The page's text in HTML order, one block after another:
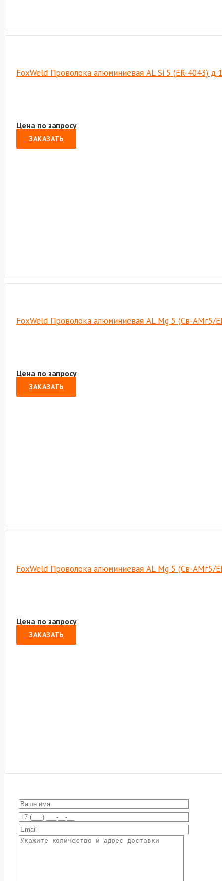
FoxWeld Проволока алюминиевая AL Si 5 (ER-4043)
Цена по запросу
ЗАКАЗАТЬ
FoxWeld Проволока алюминиевая AL Mg 5 (Св-АМг5/
Цена по запросу
ЗАКАЗАТЬ
FoxWeld Проволока алюминиевая AL Mg 5 (Св-АМг5/
Цена по запросу
ЗАКАЗАТЬ